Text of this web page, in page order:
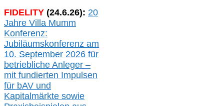
FIDELITY (24.6.26): 20
Jahre Villa Mumm
Konferenz:
Jubiläumskonferenz am
10. September 2026 für
betriebliche Anleger –
mit fundierten Impulsen
für bAV und
Kapitalmärkte sowie